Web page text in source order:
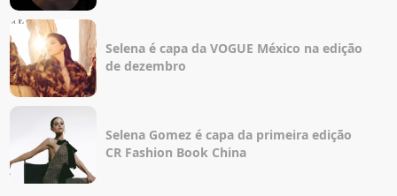
Selena é capa da VOGUE México na edição
de dezembro
Selena Gomez é capa da primeira edição
CR Fashion Book China